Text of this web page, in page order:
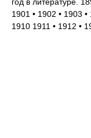
1901 • 1902 • 1903
1910 1911 • 1912 •